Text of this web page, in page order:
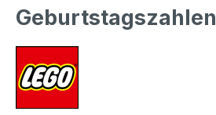
Geburtstagszahlen